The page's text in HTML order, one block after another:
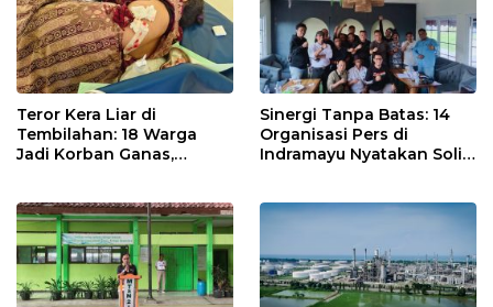
Teror Kera Liar di
Tembilahan: 18 Warga
Jadi Korban Ganas,
Sinergi Tanpa Batas: 14
Organisasi Pers di
Indramayu Nyatakan Solid